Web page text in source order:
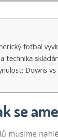
fotbal
technika
Downs
se
musíme